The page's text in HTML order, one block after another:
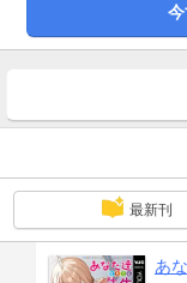
最新刊
あ